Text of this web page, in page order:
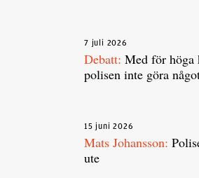
7 juli 2026
Debatt: Med för höga
polisen inte göra
15 juni 2026
Mats Johansson:
ute